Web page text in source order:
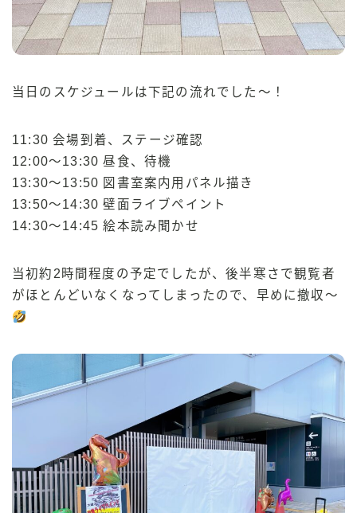
当日のスケジュールは下記の流れでした〜！
11:30 会場到着、ステージ確認
12:00〜13:30 昼食、待機
13:30〜13:50 図書室案内用パネル描き
13:50〜14:30 壁面ライブペイント
14:30〜14:45 絵本読み聞かせ
当初約2時間程度の予定でしたが、後半寒さで観覧者
がほとんどいなくなってしまったので、早めに撤収〜